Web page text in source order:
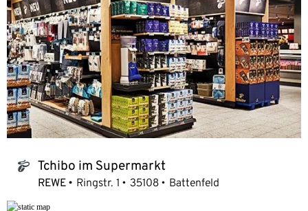
tchibo_logo Tchibo im Supermarkt
REWE Ringstr. 1 35108 Battenfeld